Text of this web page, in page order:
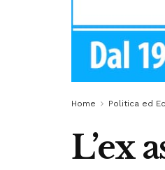
Home Politica ed
L’ex